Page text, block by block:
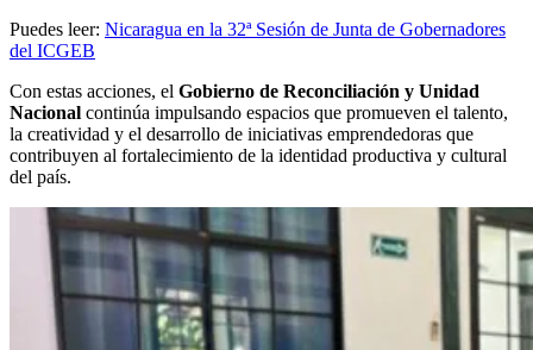
Puedes leer: Nicaragua en la 32ª Sesión de Junta de Gobernadores
del ICGEB
Con estas acciones, el Gobierno de Reconciliación y Unidad
Nacional continúa impulsando espacios que promueven el talento,
la creatividad y el desarrollo de iniciativas emprendedoras que
contribuyen al fortalecimiento de la identidad productiva y cultural
del país.